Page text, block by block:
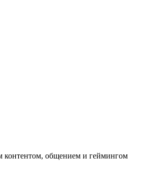
контентом, общением и геймингом